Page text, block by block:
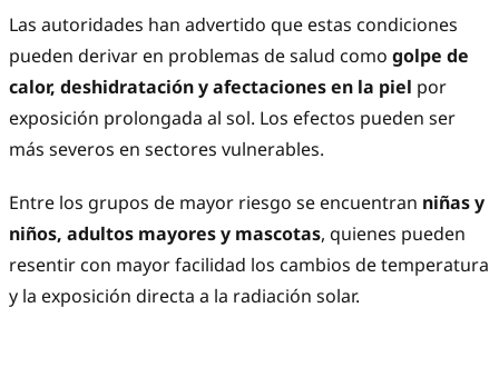
Las autoridades han advertido que estas condiciones
pueden derivar en problemas de salud como golpe de
calor, deshidratación y afectaciones en la piel por
exposición prolongada al sol. Los efectos pueden ser
más severos en sectores vulnerables.
Entre los grupos de mayor riesgo se encuentran niñas y
niños, adultos mayores y mascotas, quienes pueden
resentir con mayor facilidad los cambios de temperatura
y la exposición directa a la radiación solar.